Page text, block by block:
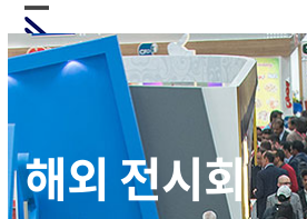
Skip
to
content
Open
mobile
Close
mobile
해외 전시회